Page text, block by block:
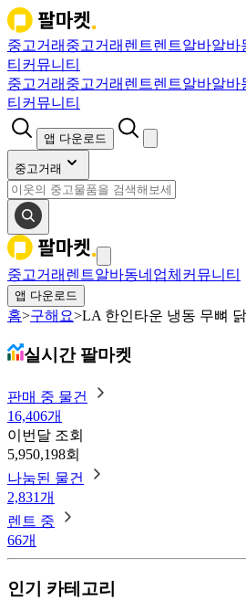
중고거래 중고거래 렌트렌트알바알바
티 커뮤니티
중고거래 중고거래 렌트렌트알바알바
티 커뮤니티
앱 다운로드
중고거래
중고거래 렌트알바동네업체 커뮤니티
앱 다운로드
홈>구해요>LA 한인타운 냉동 무뼈
실시간 팔마켓
판매 중 물건
16,406개
이번달 조회
5,950,198회
나눔된 물건
2,831개
렌트 중
66개
인기 카테고리